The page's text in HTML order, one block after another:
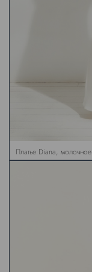
Платье Diana, молочное